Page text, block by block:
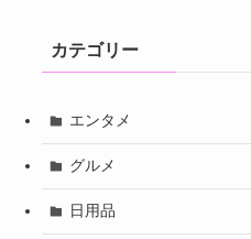
カテゴリー
エンタメ
グルメ
日用品